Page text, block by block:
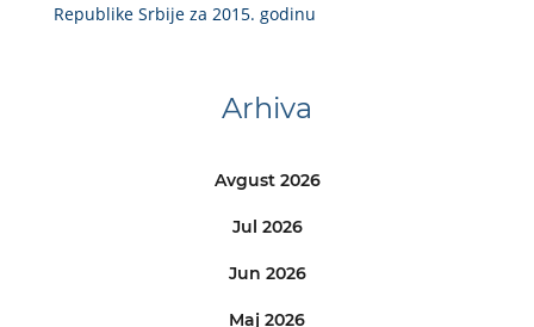
Republike Srbije za 2015. godinu
Arhiva
Avgust 2026
Jul 2026
Jun 2026
Maj 2026